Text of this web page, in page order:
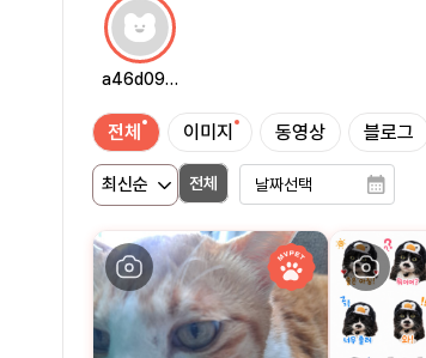
a46d09…
전체 이미지 동영상 블로그
전체